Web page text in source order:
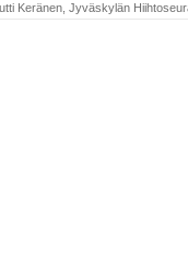
Keränen, Jyväskylän